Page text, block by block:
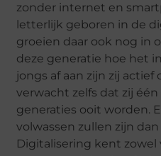
zonder internet en
letterlijk geboren in de
groeien daar ook nog in
deze generatie hoe het
jongs af aan zijn zij
verwacht zelfs dat zij
generaties ooit worden.
volwassen zullen zijn
Digitalisering kent zowel